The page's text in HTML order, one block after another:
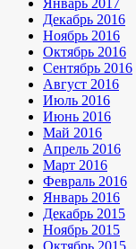
Декабрь 2016
Ноябрь 2016
Октябрь 2016
Сентябрь 2016
Август 2016
Июль 2016
Июнь 2016
Май 2016
Апрель 2016
Март 2016
Февраль 2016
Январь 2016
Декабрь 2015
Ноябрь 2015
Октябрь 2015